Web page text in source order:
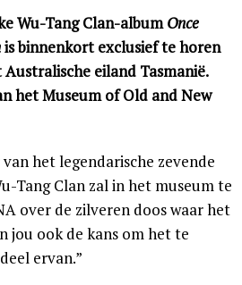
Wu-Tang Clan-albumOnce
is binnenkort exclusief te horen
eiland Tasmanië.
het Museum of Old and New
het legendarische zevende
Tang Clan zal in het museum te
over de zilveren doos waar het
jou ook de kans om het te
ervan.”